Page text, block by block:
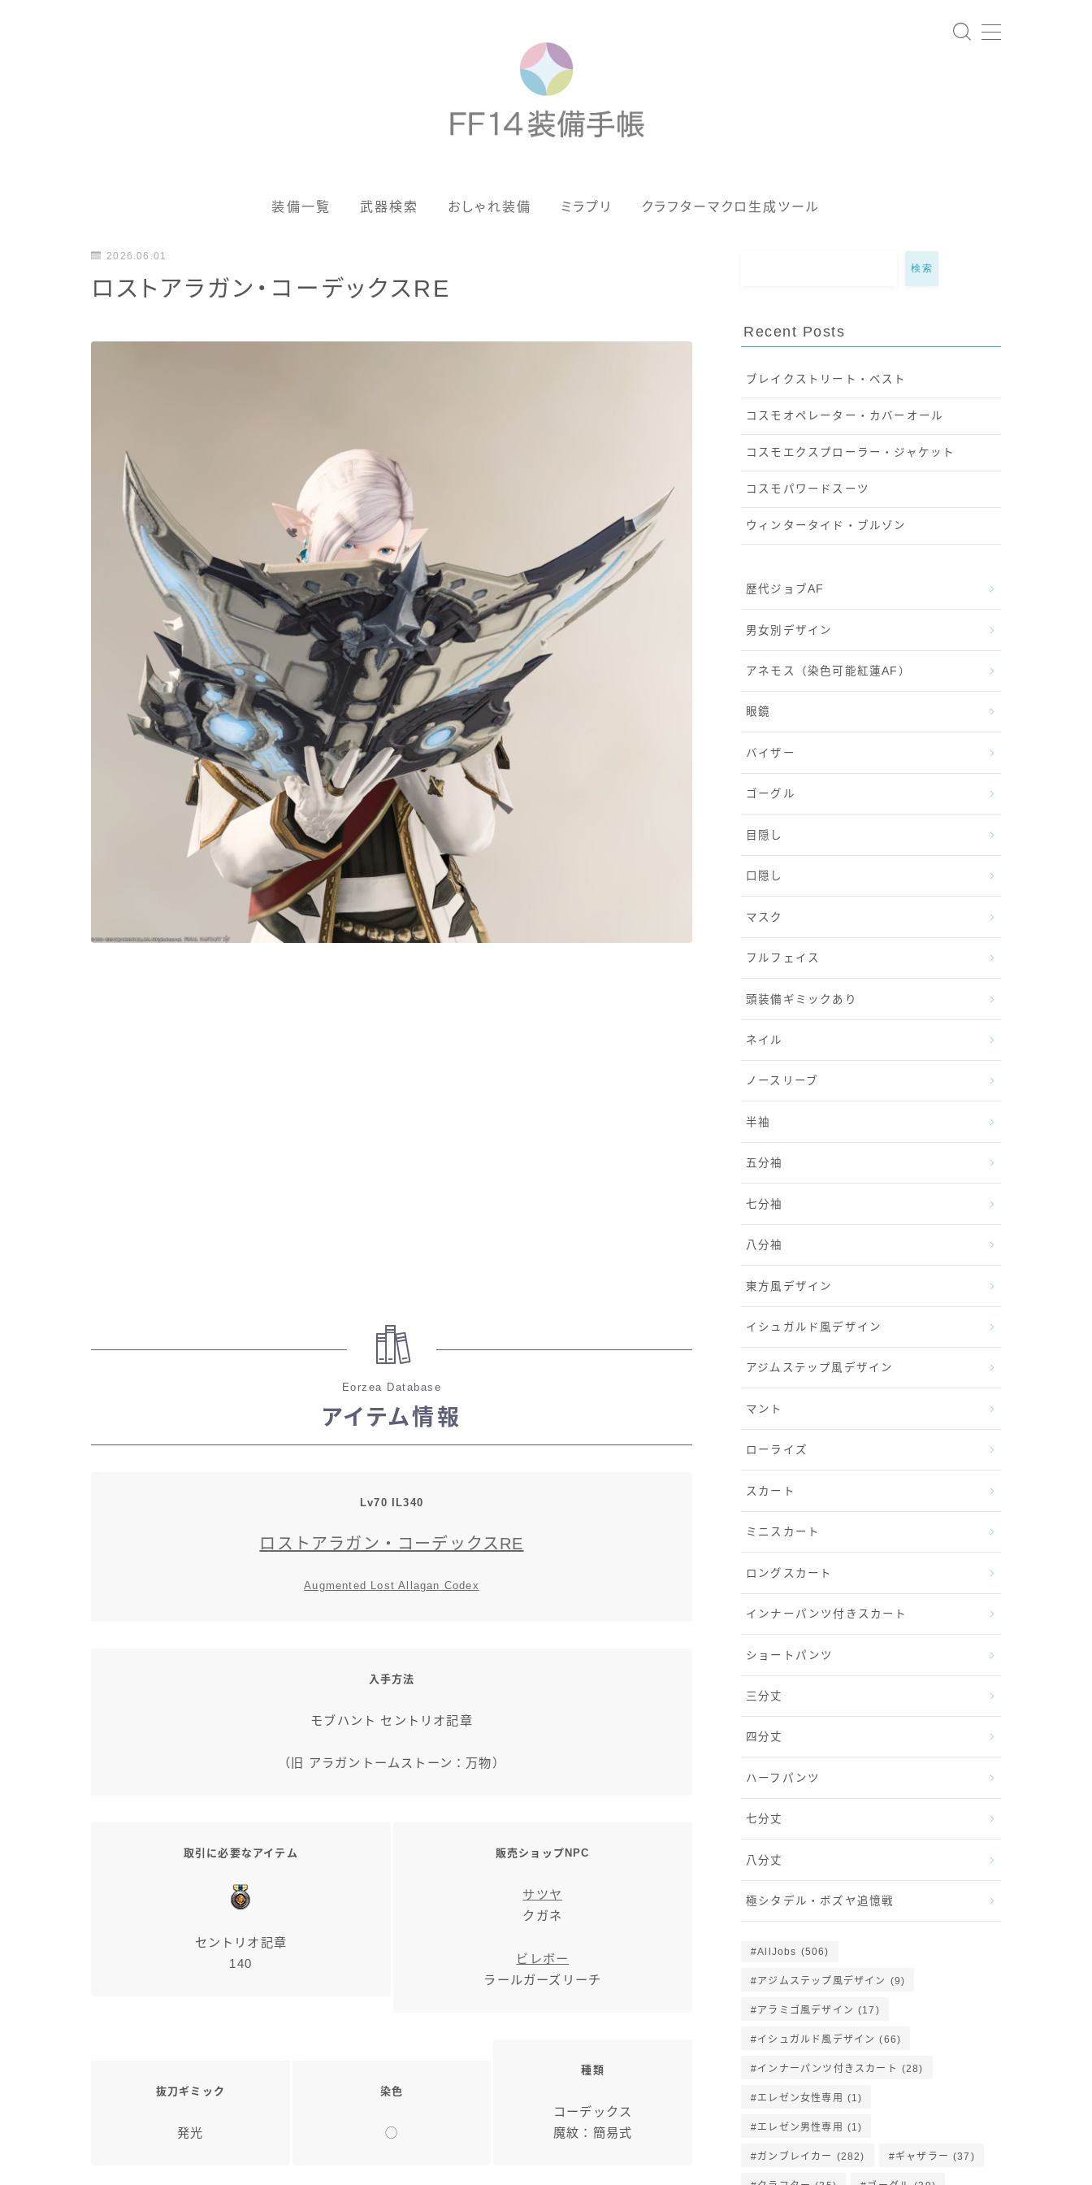
装備一覧 武器検索 おしゃれ装備 ミラプリ クラフターマクロ生成ツール
男女別デザイン
マスク
フルフェイス
頭装備ギミックあり
ネイル
ノースリーブ
半袖
五分袖
七分袖
八分袖
ショートパンツ
極シタデル・ボズヤ追憶戦
2026.06.01
ロストアラガン・コーデックスRE
Eorzea Database
アイテム情報
Lv70 IL340
ロストアラガン・コーデックスRE
Augmented Lost Allagan Codex
入手方法
モブハント セントリオ記章
（旧 アラガントームストーン：万物）
取引に必要なアイテム
セントリオ記章
140
販売ショップNPC
サツヤ
クガネ
ビレボー
ラールガーズリーチ
抜刀ギミック
発光
染色
◯
種類
コーデックス
魔紋：簡易式
検索
Recent Posts
ブレイクストリート・ベスト
コスモオペレーター・カバーオール
コスモエクスプローラー・ジャケット
コスモパワードスーツ
ウィンタータイド・ブルゾン
歴代ジョブAF
男女別デザイン
アネモス（染色可能紅蓮AF）
眼鏡
バイザー
ゴーグル
目隠し
口隠し
マスク
フルフェイス
頭装備ギミックあり
ネイル
ノースリーブ
半袖
五分袖
七分袖
八分袖
東方風デザイン
イシュガルド風デザイン
アジムステップ風デザイン
マント
ローライズ
スカート
ミニスカート
ロングスカート
インナーパンツ付きスカート
ショートパンツ
三分丈
四分丈
ハーフパンツ
七分丈
八分丈
極シタデル・ボズヤ追憶戦
AllJobs (506)
アジムステップ風デザイン (9)
アラミゴ風デザイン (17)
イシュガルド風デザイン (66)
インナーパンツ付きスカート (28)
エレゼン女性専用 (1)
エレゼン男性専用 (1)
ガンブレイカー (282) ギャザラー (37)